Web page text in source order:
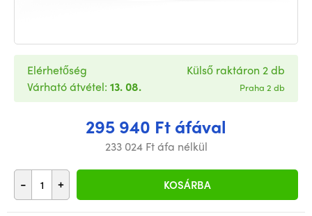
295 940 Ft áfával
233 024 Ft áfa nélkül
- + KOSÁRBA
Elérhetőség
Várható átvétel: 13. 08.
Külső raktáron 2 db
Praha 2 db